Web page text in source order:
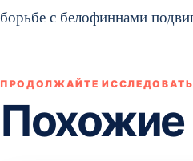
борьбе с белофиннами
ПРОДОЛЖАЙТЕ ИССЛЕДОВАТЬ